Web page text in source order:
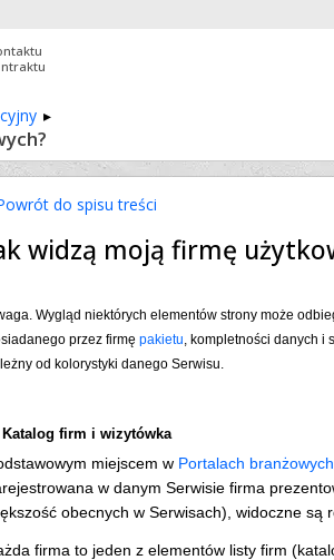
do spisu treści
widzą moją firmę
Wygląd niektórych elementów strony może
przez firmę pakietu , kompletności danych
od kolorystyki danego Serwisu.
Katalog firm i wizytówka
miejscem w Portalach
w danym Serwisie firma
obecnych w Serwisach), widoczne są
firma to jeden z elementów listy firm